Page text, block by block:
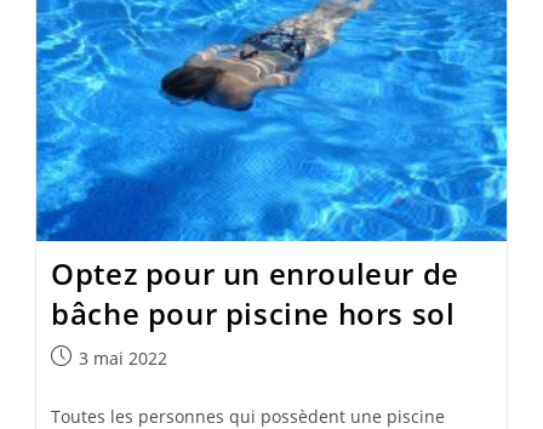
Optez pour un enrouleur de
bâche pour piscine hors sol
Publication
3 mai 2022
Toutes les personnes qui possèdent une piscine